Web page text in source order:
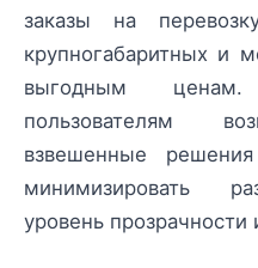
заказы на
крупногабаритных и
выгодным
пользователям
взвешенные
минимизировать
уровень прозрачности